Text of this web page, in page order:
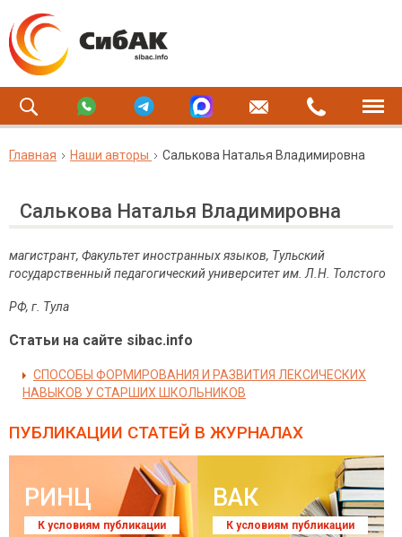
Главная Наши авторы Салькова Наталья Владимировна
Салькова Наталья Владимировна
магистрант, Факультет иностранных языков, Тульский
государственный педагогический университет им. Л.Н. Толстого
РФ, г. Тула
Статьи на сайте sibac.info
СПОСОБЫ ФОРМИРОВАНИЯ И РАЗВИТИЯ ЛЕКСИЧЕСКИХ
НАВЫКОВ У СТАРШИХ ШКОЛЬНИКОВ
ПУБЛИКАЦИИ СТАТЕЙ В ЖУРНАЛАХ
РИНЦ
К условиям публикации
ВАК
К условиям публикации